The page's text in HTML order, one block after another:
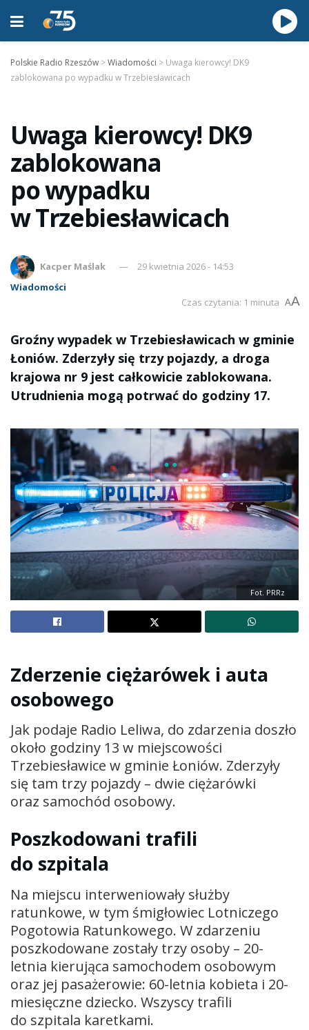
Polskie Radio Rzeszów >Wiadomości > Uwaga kierowcy! DK9
zablokowana po wypadku w Trzebiesławicach
Uwaga kierowcy! DK9
zablokowana
po wypadku
w Trzebiesławicach
Kacper Maślak
29 kwietnia 2026 - 14:53
Wiadomości
Czas czytania: 1 minuta AA
Groźny wypadek w Trzebiesławicach w gminie
Łoniów. Zderzyły się trzy pojazdy, a droga
krajowa nr 9 jest całkowicie zablokowana.
Utrudnienia mogą potrwać do godziny 17.
Fot. PRRz
Zderzenie ciężarówek i auta
osobowego
Jak podaje Radio Leliwa, do zdarzenia doszło
około godziny 13 w miejscowości
Trzebiesławice w gminie Łoniów. Zderzyły
się tam trzy pojazdy – dwie ciężarówki
oraz samochód osobowy.
Poszkodowani trafili
do szpitala
Na miejscu interweniowały służby
ratunkowe, w tym śmigłowiec Lotniczego
Pogotowia Ratunkowego. W zdarzeniu
poszkodowane zostały trzy osoby – 20-
letnia kierująca samochodem osobowym
oraz jej pasażerowie: 60-letnia kobieta i 20-
miesięczne dziecko. Wszyscy trafili
do szpitala karetkami.